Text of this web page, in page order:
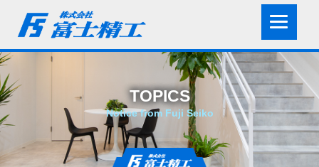
TOPICS
Notice from Fuji Seiko